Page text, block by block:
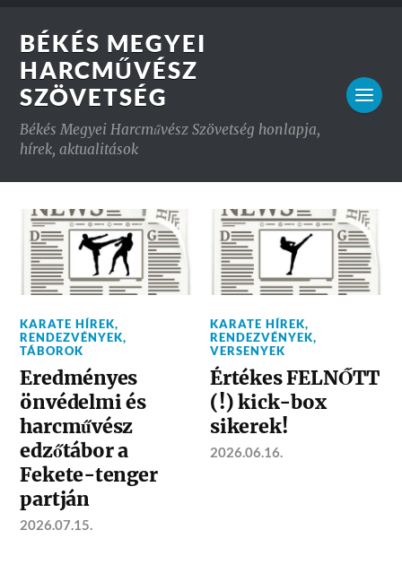
BÉKÉS MEGYEI
HARCMŰVÉSZ
SZÖVETSÉG
Békés Megyei Harcművész Szövetség honlapja,
hírek, aktualitások
KARATE HÍREK,
RENDEZVÉNYEK,
TÁBOROK
Eredményes
önvédelmi és
harcművész
edzőtábor a
Fekete-tenger
partján
2026.07.15.
KARATE HÍREK,
RENDEZVÉNYEK,
VERSENYEK
Értékes FELNŐTT
(!) kick-box
sikerek!
2026.06.16.